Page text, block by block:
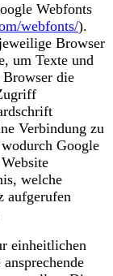
Webfonts
webfonts/).
Browser
um Texte und
die
Verbindung zu
Google
welche
aufgerufen
einheitlichen